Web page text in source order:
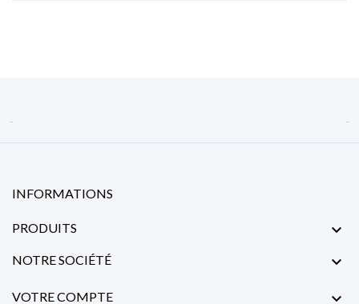
 
INFORMATIONS
PRODUITS 
NOTRE SOCIÉTÉ 
VOTRE COMPTE 